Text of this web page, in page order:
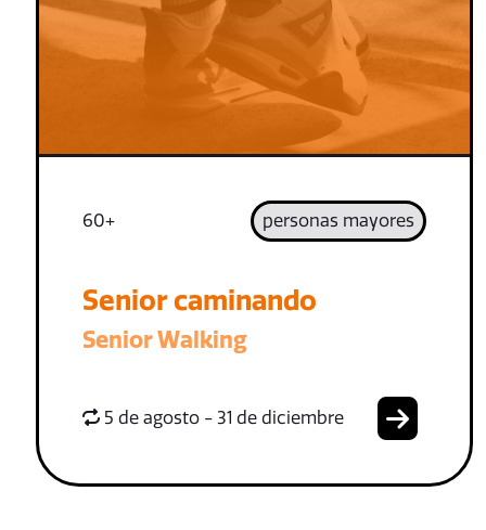
60+ personas mayores
Senior caminando
Senior Walking
5 de agosto - 31 de diciembre